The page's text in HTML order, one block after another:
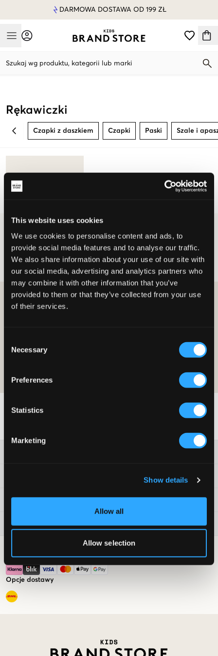
This website uses cookies
We use cookies to personalise content and ads, to
provide social media features and to analyse our traffic.
We also share information about your use of our site with
our social media, advertising and analytics partners who
may combine it with other information that you’ve
provided to them or that they’ve collected from your use
of their services.
Selection
Necessary
Preferences
Statistics
Marketing
Show details
Allow all
Allow selection
DARMOWA DOSTAWA OD 199 ZŁ
Mobile Menu
Szukaj wg produktu, kategorii lub marki
Kategorie Akcesoria Rękawiczki
Rękawiczki dla dzieci, młodzieży i
nastolatków
Rękawiczki
BACK Czapki z daszkiem Czapki Paski Szale i
ZOSTAŃ CZŁONKIEM I OTRZYMAJ 10% ZNIŻKI NA
Oferta jest ważna przy pierwszym zakupie jako członek i w zwykłych
cenach. Zniżki nie można łączyć z innymi ofertami. Aby uzyskać więcej
Kids Brand Store
Aktualnie popularne
Opcje dostawy